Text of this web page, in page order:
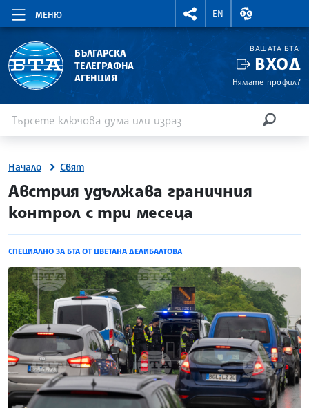
МЕНЮ
RIGHTMENU.SOCIAL
EN
ВАЛУТНИ
БЪЛГАРСКА
ТЕЛЕГРАФНА
АГЕНЦИЯ
ВАШАТА БТА
ВХОД
Нямате профил?
Начало Свят
site.bta
Австрия удължава граничния
контрол с три месеца
СПЕЦИАЛНО ЗА БТА ОТ ЦВЕТАНА ДЕЛИБАЛТОВА